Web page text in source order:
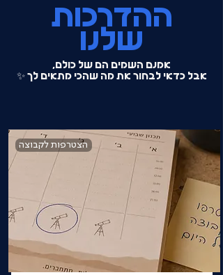
ההדרכות
שלנו
אמנם השמים הם של כולם,
אבל כדאי לבחור את מה שהכי מתאים לך ✨
הצטרפות לקבוצה